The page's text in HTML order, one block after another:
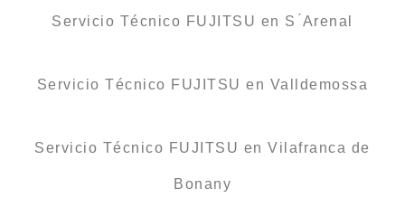
Servicio Técnico FUJITSU en S ́Arenal
Servicio Técnico FUJITSU en Valldemossa
Servicio Técnico FUJITSU en Vilafranca de
Bonany